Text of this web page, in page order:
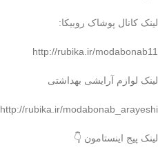
لینک کانال پوشاک روبیکا:
http://rubika.ir/modabonab11
لینک لوازم آرایشی بهداشتی
http://rubika.ir/modabonab_arayeshi
لینک پیج اینستامون 👇